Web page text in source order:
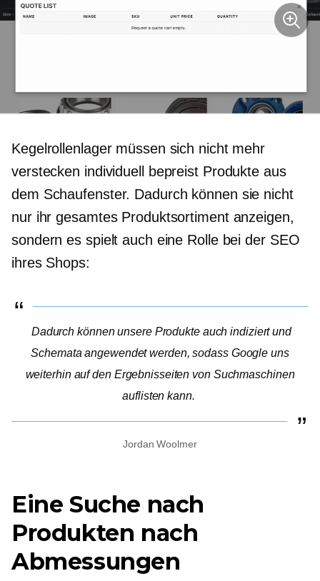
Kegelrollenlager müssen sich nicht mehr
verstecken individuell bepreistProdukte aus
dem Schaufenster. Dadurch können sie nicht
nur ihr gesamtes Produktsortiment anzeigen,
sondern es spielt auch eine Rolle bei der SEO
ihres Shops:
Dadurch können unsere Produkte auch indiziert und
Schemata angewendet werden, sodass Google uns
weiterhin auf den Ergebnisseiten von Suchmaschinen
auflisten kann.
Jordan Woolmer
Eine Suche nach
Produkten nach
Abmessungen